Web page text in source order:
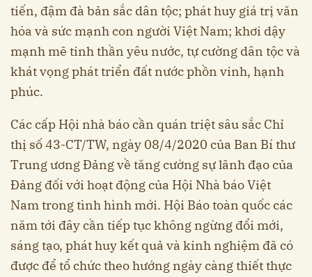
tiến, đậm đà bản sắc dân tộc; phát huy giá trị văn
hóa và sức mạnh con người Việt Nam; khơi dậy
mạnh mẽ tinh thần yêu nước, tự cường dân tộc và
khát vọng phát triển đất nước phồn vinh, hạnh
phúc.
Các cấp Hội nhà báo cần quán triệt sâu sắc Chỉ
thị số 43-CT/TW, ngày 08/4/2020 của Ban Bí thư
Trung ương Đảng về tăng cường sự lãnh đạo của
Đảng đối với hoạt động của Hội Nhà báo Việt
Nam trong tình hình mới. Hội Báo toàn quốc các
năm tới đây cần tiếp tục không ngừng đổi mới,
sáng tạo, phát huy kết quả và kinh nghiệm đã có
được để tổ chức theo hướng ngày càng thiết thực